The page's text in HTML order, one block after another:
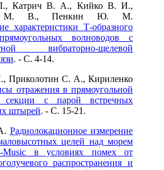
Катрич В. А., Кийко В. И.,
М. В., Пенкин Ю. М.
характеристики Т-образного
волноводов с
вибраторно-щелевой
. - C. 4-14.
Приколотин С. А., Кириленко
отражения в прямоугольной
секции с парой встречных
штырей. - C. 15-21.
Радиолокационное измерение
целей над морем
Music в условиях помех от
распространения и